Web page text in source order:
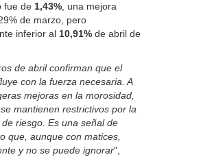
fue de 1,43% , una mejora
de marzo, pero
inferior al 10,91% de abril de
de abril confirman que el
con la fuerza necesaria. A
mejoras en la morosidad,
mantienen restrictivos por la
riesgo. Es una señal de
que, aunque con matices,
y no se puede ignorar",